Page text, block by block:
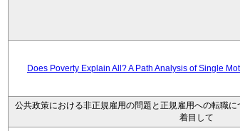
Does Poverty Explain All? A Path Analysis of Single
公共政策における非正規雇用の問題と正規雇用への転職
着目して